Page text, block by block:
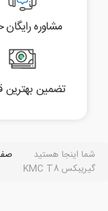
مشاوره رایگان
تضمین بهترین
شما اینجا هستید
گیریبکس KMC T8